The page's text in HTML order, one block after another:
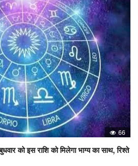
66
को इस राशि को मिलेगा भाग्य का साथ, रिश्ते